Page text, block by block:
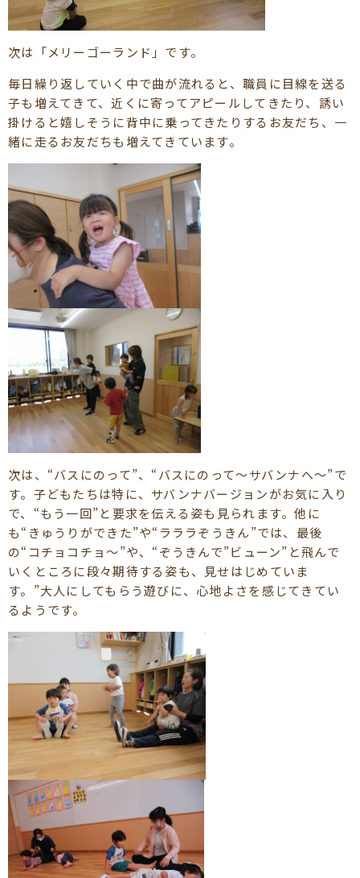
次は「メリーゴーランド」です。
毎日繰り返していく中で曲が流れると、職員に目線を送る
子も増えてきて、近くに寄ってアピールしてきたり、誘い
掛けると嬉しそうに背中に乗ってきたりするお友だち、一
緒に走るお友だちも増えてきています。
次は、“バスにのって”、“バスにのって～サバンナへ～”で
す。子どもたちは特に、サバンナバージョンがお気に入り
で、“もう一回”と要求を伝える姿も見られます。他に
も“きゅうりができた”や“ラララぞうきん”では、最後
の“コチョコチョ～”や、“ぞうきんで”ビューン”と飛んで
いくところに段々期待する姿も、見せはじめていま
す。”大人にしてもらう遊びに、心地よさを感じてきてい
るようです。